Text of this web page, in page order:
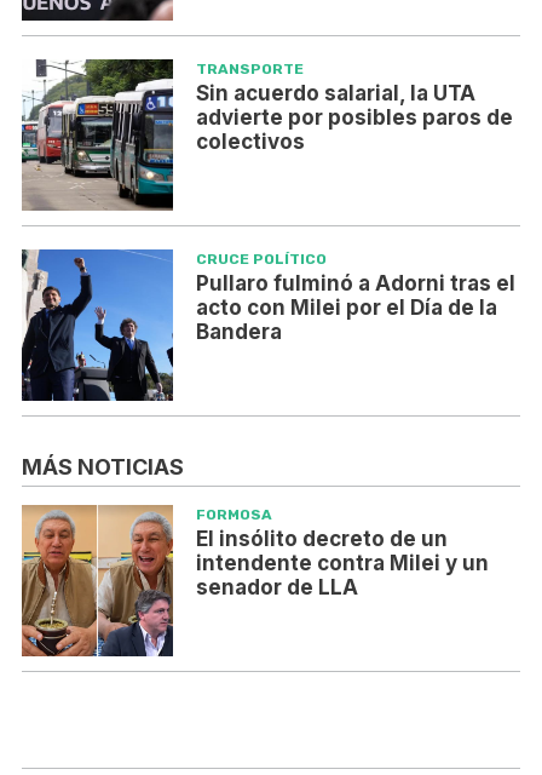
TRANSPORTE
Sin acuerdo salarial, la UTA
advierte por posibles paros de
colectivos
CRUCE POLÍTICO
Pullaro fulminó a Adorni tras el
acto con Milei por el Día de la
Bandera
MÁS NOTICIAS
FORMOSA
El insólito decreto de un
intendente contra Milei y un
senador de LLA